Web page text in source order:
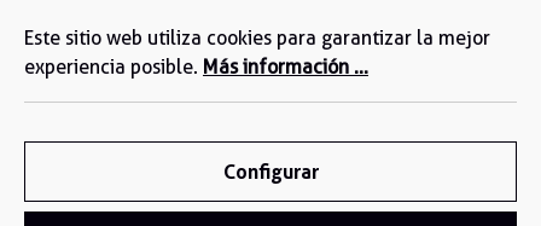
principal
Este sitio web utiliza cookies para garantizar la mejor
experiencia posible. Más información ...
Configurar